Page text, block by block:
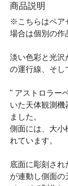
商品説明
※こちらはペア
場合は個別の作
淡い色彩と光沢
の運行線、そし
" アストロラー
いた天体観測機
ました。
側面には、大小
れています。
底面に彫刻さ
が連動し側面